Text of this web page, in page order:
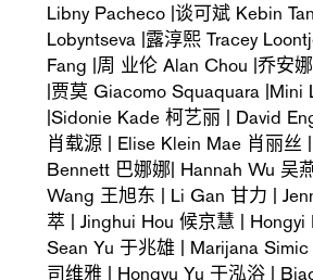
Libny Pacheco |谈可斌 Kebin
Lobyntseva |露淳熙 Tracey
Fang |周 业伦 Alan Chou |乔安
|贾莫 Giacomo Squaquara |Mini
|Sidonie Kade 柯艺丽 | David
肖载源 | Elise Klein Mae 肖丽丝
Bennett 巴娜娜| Hannah Wu 吴
Wang 王旭东 | Li Gan 甘力 |
萃 | Jinghui Hou 候京慧 | Hongyi
Sean Yu 于兆雄 | Marijana
司维雅 | Hongyu Yu 于泓浴 |